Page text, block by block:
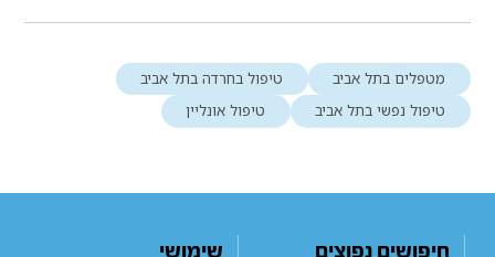
מטפלים בתל אביב
טיפול בחרדה בתל אביב
טיפול נפשי בתל אביב
טיפול אונליין
חיפושים נפוצים
שימושי